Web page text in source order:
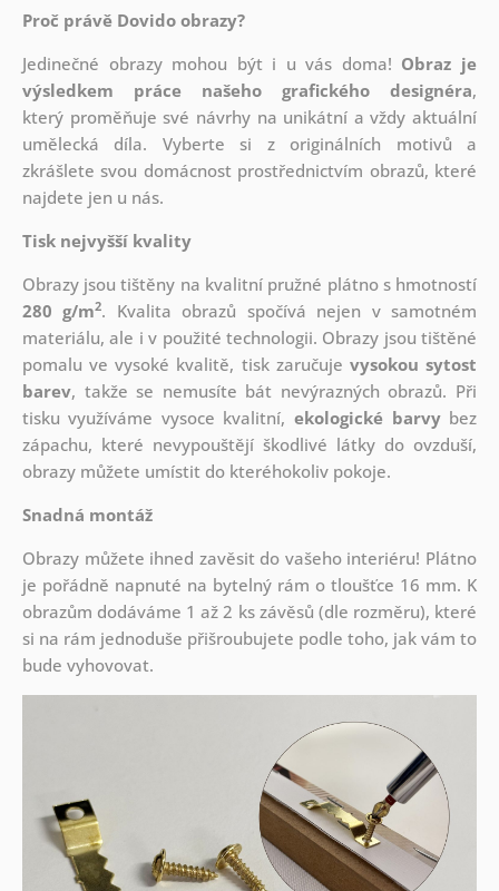
Proč právě Dovido obrazy?
Jedinečné obrazy mohou být i u vás doma! Obraz je
výsledkem práce našeho grafického designéra,
který proměňuje své návrhy na unikátní a vždy aktuální
umělecká díla. Vyberte si z originálních motivů a
zkrášlete svou domácnost prostřednictvím obrazů, které
najdete jen u nás.
Tisk nejvyšší kvality
Obrazy jsou tištěny na kvalitní pružné plátno s hmotností
280 g/m2. Kvalita obrazů spočívá nejen v samotném
materiálu, ale i v použité technologii. Obrazy jsou tištěné
pomalu ve vysoké kvalitě, tisk zaručuje vysokou sytost
barev, takže se nemusíte bát nevýrazných obrazů. Při
tisku využíváme vysoce kvalitní,ekologické barvybez
zápachu, které nevypouštějí škodlivé látky do ovzduší,
obrazy můžete umístit do kteréhokoliv pokoje.
Snadná montáž
Obrazy můžete ihned zavěsit do vašeho interiéru! Plátno
je pořádně napnuté na bytelný rám o tloušťce 16 mm. K
obrazům dodáváme 1 až 2 ks závěsů (dle rozměru), které
si na rám jednoduše přišroubujete podle toho, jak vám to
bude vyhovovat.